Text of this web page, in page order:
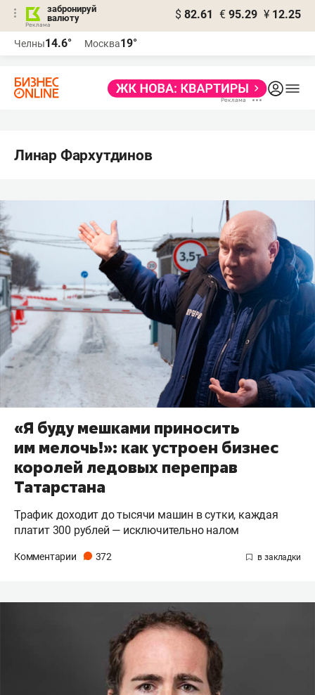
забронируй
валюту
$ 82.61 € 95.29 ¥ 12.25
Челны14.6° Москва19°
Линар Фархутдинов
«Я буду мешками приносить
им мелочь!»: как устроен бизнес
королей ледовых переправ
Татарстана
Трафик доходит до тысячи машин в сутки, каждая
платит 300 рублей — исключительно налом
Комментарии 372